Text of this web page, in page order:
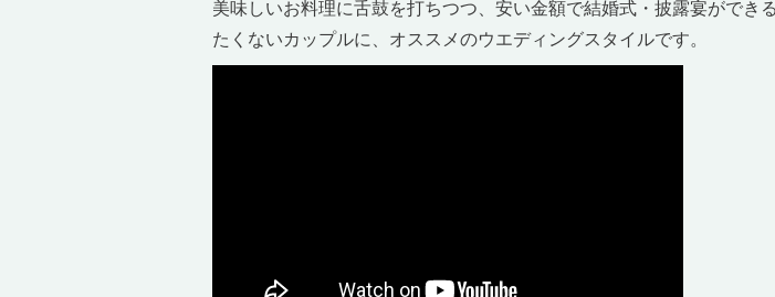
美味しいお料理に舌鼓を打ちつつ、安い金額で結婚式・披露宴がで
たくないカップルに、オススメのウエディングスタイルです。